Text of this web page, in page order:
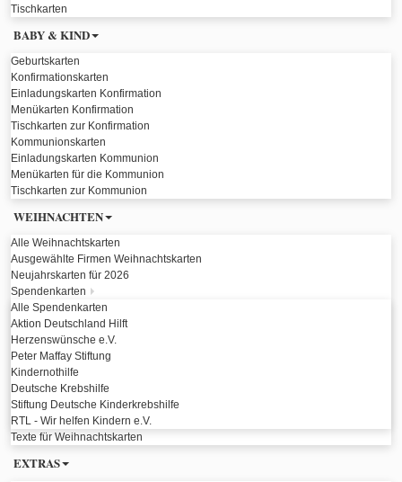
Tischkarten
BABY & KIND
Geburtskarten
Konfirmationskarten
Einladungskarten Konfirmation
Menükarten Konfirmation
Tischkarten zur Konfirmation
Kommunionskarten
Einladungskarten Kommunion
Menükarten für die Kommunion
Tischkarten zur Kommunion
WEIHNACHTEN
Alle Weihnachtskarten
Ausgewählte Firmen Weihnachtskarten
Neujahrskarten für 2026
Spendenkarten
Alle Spendenkarten
Aktion Deutschland Hilft
Herzenswünsche e.V.
Peter Maffay Stiftung
Kindernothilfe
Deutsche Krebshilfe
Stiftung Deutsche Kinderkrebshilfe
RTL - Wir helfen Kindern e.V.
Texte für Weihnachtskarten
EXTRAS